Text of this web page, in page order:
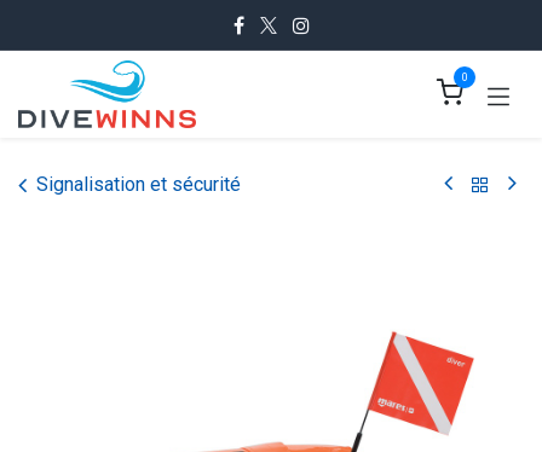
0
Signalisation et sécurité